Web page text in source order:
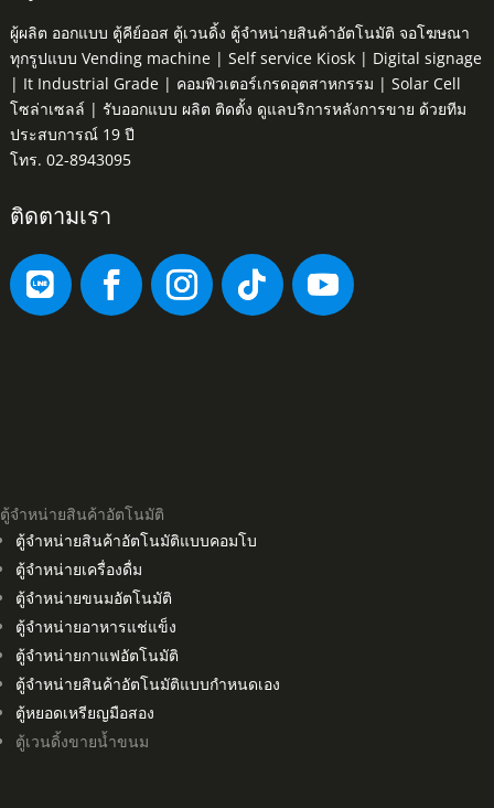
ผู้ผลิต ออกแบบ ตู้คีย์ออส ตู้เวนดิ้ง ตู้จำหน่ายสินค้าอัตโนมัติ จอโฆษณา
ทุกรูปแบบ Vending machine | Self service Kiosk | Digital signage
| It Industrial Grade | คอมพิวเตอร์เกรดอุตสาหกรรม | Solar Cell
โซล่าเซลล์ | รับออกแบบ ผลิต ติดตั้ง ดูแลบริการหลังการขาย ด้วยทีม
ประสบการณ์ 19 ปี
โทร. 02-8943095
ติดตามเรา
ตู้จำหน่ายสินค้าอัตโนมัติ
ตู้จำหน่ายสินค้าอัตโนมัติแบบคอมโบ
ตู้จำหน่ายเครื่องดื่ม
ตู้จำหน่ายขนมอัตโนมัติ
ตู้จำหน่ายอาหารแช่แข็ง
ตู้จำหน่ายกาแฟอัตโนมัติ
ตู้จำหน่ายสินค้าอัตโนมัติแบบกำหนดเอง
ตู้หยอดเหรียญมือสอง
ตู้เวนดิ้งขายน้ำขนม